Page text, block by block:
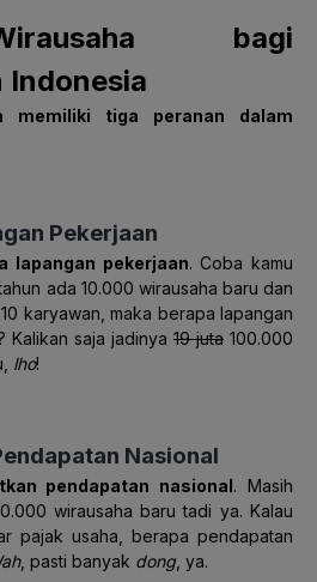
bagi
Indonesia
memiliki tiga peranan dalam
Pekerjaan
lapangan pekerjaan. Coba kamu
ada 10.000 wirausaha baru dan
karyawan, maka berapa lapangan
Kalikan saja jadinya 19 juta 100.000
lho!
Nasional
pendapatan nasional. Masih
wirausaha baru tadi ya. Kalau
pajak usaha, berapa pendapatan
, pasti banyak dong, ya.